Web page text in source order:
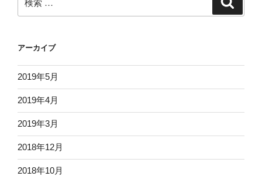
ョ
索:
アーカイブ
2019年5月
2019年4月
2019年3月
2018年12月
2018年10月